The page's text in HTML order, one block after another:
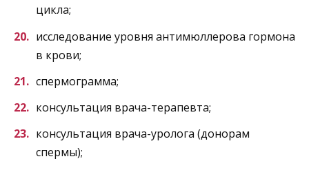
цикла;
исследование уровня антимюллерова гормона
в крови;
спермограмма;
консультация врача-терапевта;
консультация врача-уролога (донорам
спермы);